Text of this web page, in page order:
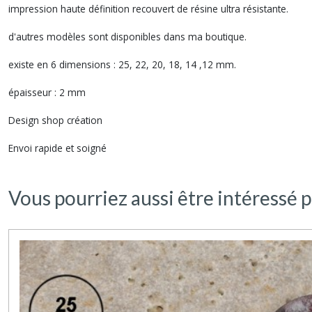
impression haute définition recouvert de résine ultra résistante.
d'autres modèles sont disponibles dans ma boutique.
existe en 6 dimensions : 25, 22, 20, 18, 14 ,12 mm.
épaisseur : 2 mm
Design shop création
Envoi rapide et soigné
Vous pourriez aussi être intéressé